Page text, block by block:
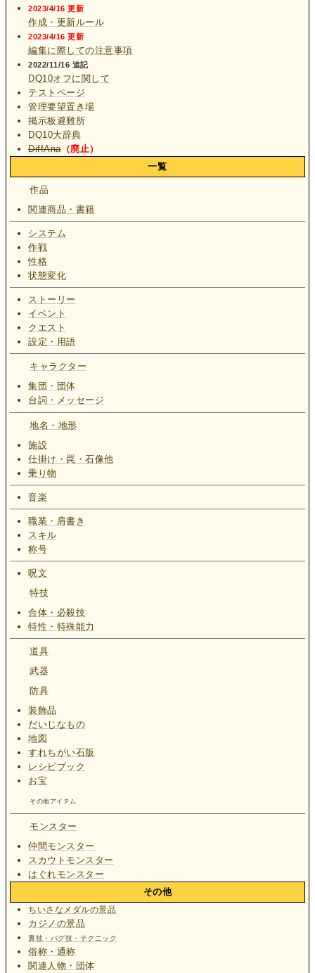
2023/4/16 更新
作成・更新ルール
2023/4/16 更新
編集に際しての注意事項
2022/11/16 追記
DQ10オフに関して
テストページ
管理要望置き場
掲示板避難所
DQ10大辞典
DiffAna（廃止）
一覧
作品
関連商品・書籍
システム
作戦
性格
状態変化
ストーリー
イベント
クエスト
設定・用語
キャラクター
集団・団体
台詞・メッセージ
地名・地形
施設
仕掛け・罠・石像他
乗り物
音楽
職業・肩書き
スキル
称号
呪文
特技
合体・必殺技
特性・特殊能力
道具
武器
防具
装飾品
だいじなもの
地図
すれちがい石版
レシピブック
お宝
その他アイテム
モンスター
仲間モンスター
スカウトモンスター
はぐれモンスター
その他
ちいさなメダルの景品
カジノの景品
裏技・バグ技・テクニック
俗称・通称
関連人物・団体